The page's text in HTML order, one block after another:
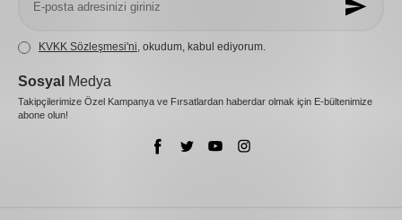
KVKK Sözleşmesi'ni, okudum, kabul ediyorum.
Sosyal Medya
Takipçilerimize Özel Kampanya ve Fırsatlardan haberdar olmak için E-bültenimize
abone olun!